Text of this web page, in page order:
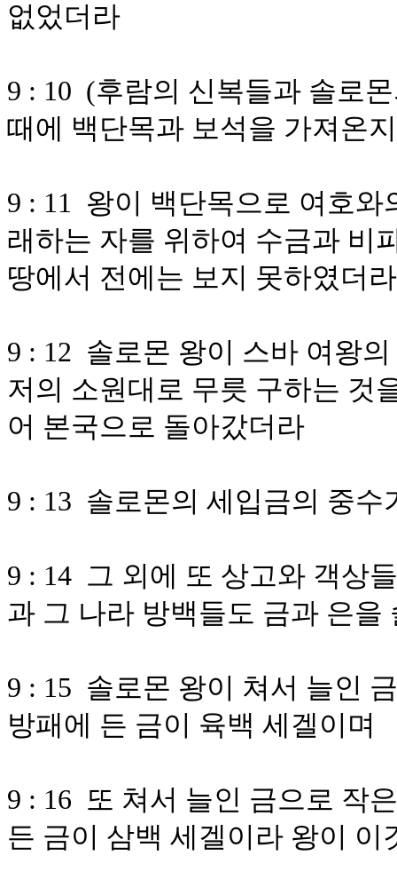
없었더라
9 : 10 (후람의 신복들과 솔로
때에 백단목과 보석을 가져온
9 : 11 왕이 백단목으로 여호
래하는 자를 위하여 수금과 비
땅에서 전에는 보지 못하였더
9 : 12 솔로몬 왕이 스바 여왕
저의 소원대로 무릇 구하는 것
어 본국으로 돌아갔더라
9 : 13 솔로몬의 세입금의 중
9 : 14 그 외에 또 상고와 객상
과 그 나라 방백들도 금과 은을
9 : 15 솔로몬 왕이 쳐서 늘인
방패에 든 금이 육백 세겔이며
9 : 16 또 쳐서 늘인 금으로 작
든 금이 삼백 세겔이라 왕이